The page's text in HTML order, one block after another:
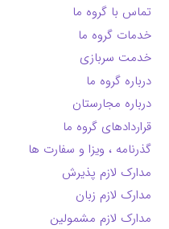
تماس با گروه ما
خدمات گروه ما
خدمت سربازی
درباره گروه ما
درباره مجارستان
قراردادهای گروه ما
گذرنامه ، ویزا و سفارت ها
مدارک لازم پذیرش
مدارک لازم زبان
مدارک لازم مشمولین